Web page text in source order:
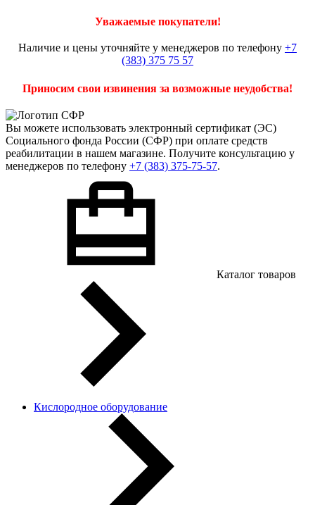
Уважаемые покупатели!
Наличие и цены уточняйте у менеджеров по телефону +7
(383) 375 75 57
Приносим свои извинения за возможные неудобства!
Вы можете использовать электронный сертификат (ЭС)
Социального фонда России (СФР) при оплате средств
реабилитации в нашем магазине. Получите консультацию у
менеджеров по телефону +7 (383) 375-75-57.
Каталог товаров
Кислородное оборудование